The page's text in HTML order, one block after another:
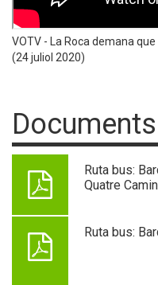
VOTV - La Roca demana
(24 juliol 2020)
Ruta bus:
Quatre
Ruta bus: